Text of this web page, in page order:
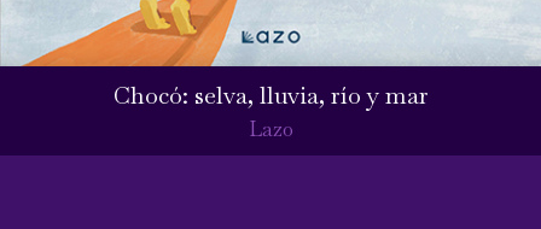
Chocó: selva, lluvia, río y mar
Lazo